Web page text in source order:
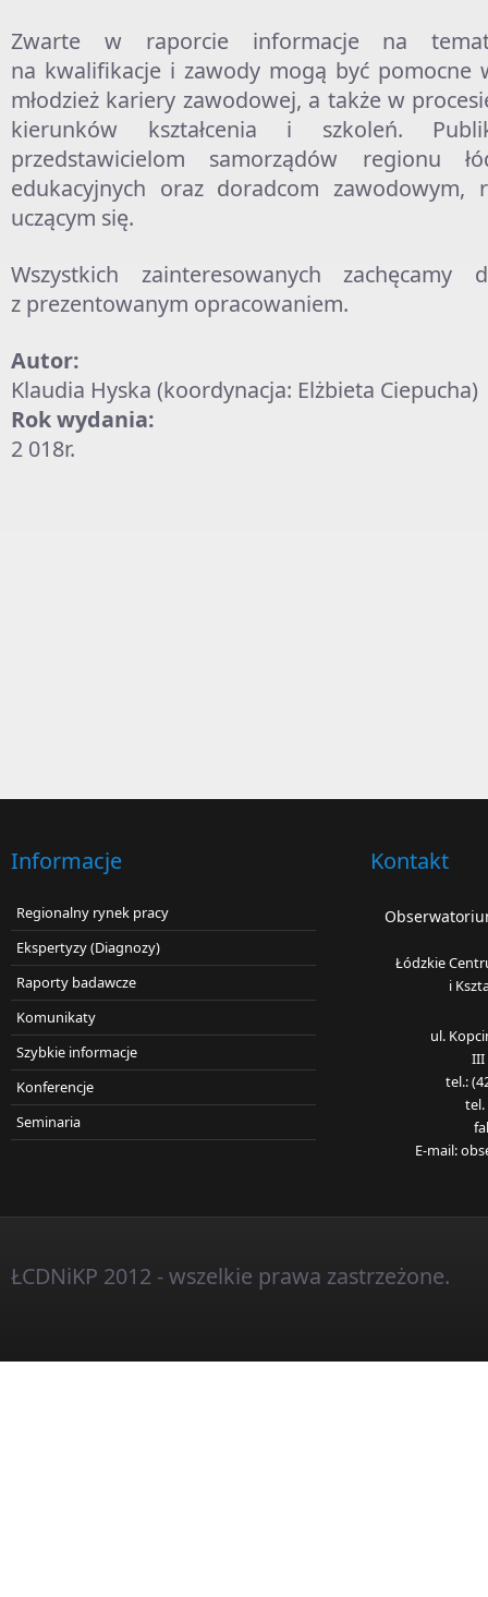
Zwarte w raporcie informacje na temat
na kwalifikacje i zawody mogą być pomocne
młodzież kariery zawodowej, a także w
kierunków kształcenia i szkoleń.
przedstawicielom samorządów regionu
edukacyjnych oraz doradcom zawodowym,
uczącym się.
Wszystkich zainteresowanych zachęcamy
z prezentowanym opracowaniem.
Autor:
Klaudia Hyska (koordynacja: Elżbieta Ciepucha)
Rok wydania:
2 018r.
Informacje
Regionalny rynek pracy
Ekspertyzy (Diagnozy)
Raporty badawcze
Komunikaty
Szybkie informacje
Konferencje
Seminaria
Kontakt
Łódzkie
i
ul.
III
tel.:
tel.
E-mail:
ŁCDNiKP 2012 - wszelkie prawa zastrzeżone.